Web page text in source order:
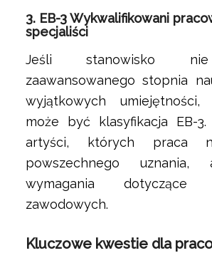
3. EB-3 Wykwalifikowani
specjaliści
Jeśli stanowisko
zaawansowanego stopnia
wyjątkowych umiejętności,
może być klasyfikacja EB-3.
artyści, których praca
powszechnego uznania,
wymagania dotyczące
zawodowych.
Kluczowe kwestie dla